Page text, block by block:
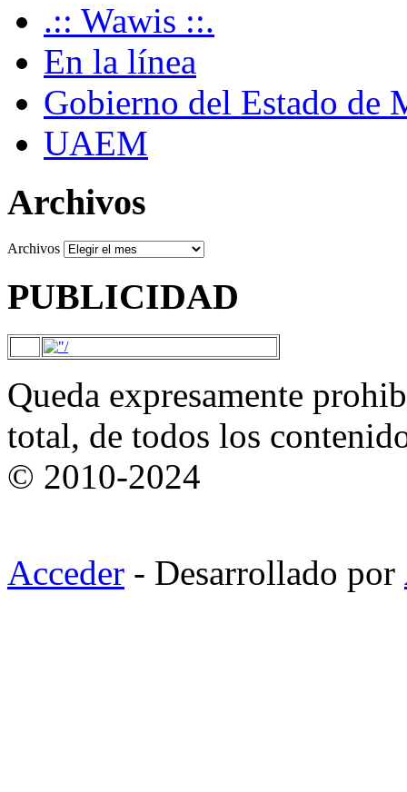
.:: Wawis ::.
En la línea
Gobierno del Estado de
UAEM
Archivos
Archivos
PUBLICIDAD
Queda expresamente
total, de todos los
© 2010-2024
Acceder - Desarrollado por